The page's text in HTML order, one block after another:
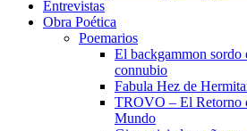
Entrevistas
Obra Poética
Poemarios
El backgammon sordo
connubio
Fabula Hez de
TROVO – El Retorno
Mundo